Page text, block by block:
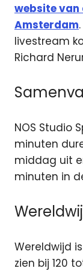
website van
Amsterdam
livestream
Richard
NOS Studio
minuten
middag uit
minuten in
Wereldwijd
zien bij 120